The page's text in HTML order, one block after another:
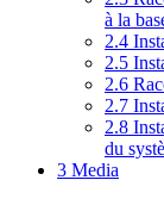
à la
2.4
2.5
2.6
2.7
2.8
du
3 Media